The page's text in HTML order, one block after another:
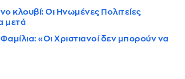
κλουβί: Οι Ηνωμένες Πολιτείες
μετά
«Οι Χριστιανοί δεν μπορούν να